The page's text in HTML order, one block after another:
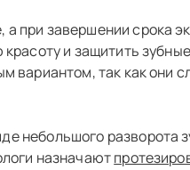
при завершении срока
и защитить
так как они
небольшого разворота
назначают